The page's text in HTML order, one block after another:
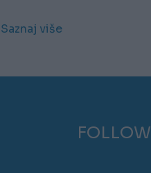
Saznaj više
FOLLOW